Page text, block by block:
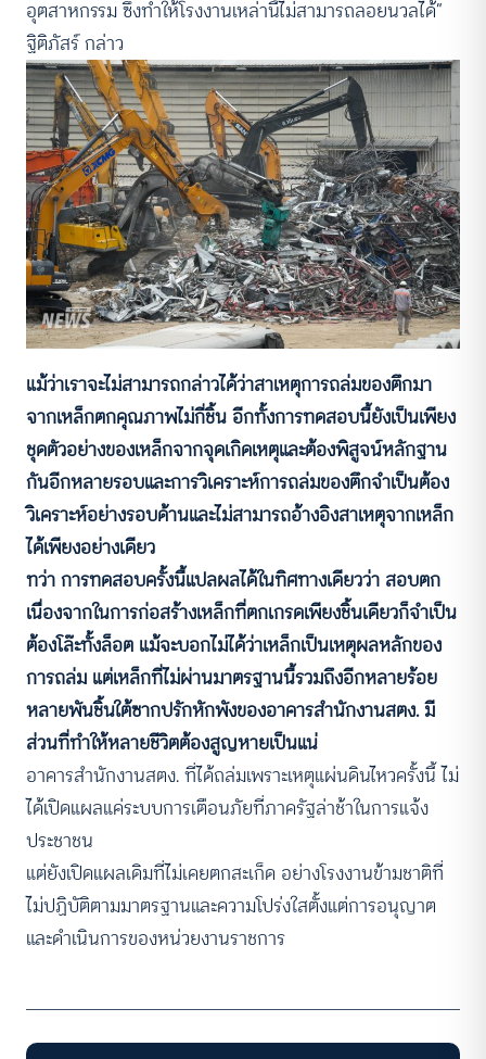
อุตสาหกรรม ซึ่งทำให้โรงงานเหล่านี้ไม่สามารถลอยนวลได้“
ฐิติภัสร์ กล่าว
แม้ว่าเราจะไม่สามารถกล่าวได้ว่าสาเหตุการถล่มของตึกมา
จากเหล็กตกคุณภาพไม่กี่ชิ้น อีกทั้งการทดสอบนี้ยังเป็นเพียง
ชุดตัวอย่างของเหล็กจากจุดเกิดเหตุและต้องพิสูจน์หลักฐาน
กันอีกหลายรอบและการวิเคราะห์การถล่มของตึกจำเป็นต้อง
วิเคราะห์อย่างรอบด้านและไม่สามารถอ้างอิงสาเหตุจากเหล็ก
ได้เพียงอย่างเดียว
ทว่า การทดสอบครั้งนี้แปลผลได้ในทิศทางเดียวว่า สอบตก
เนื่องจากในการก่อสร้างเหล็กที่ตกเกรดเพียงชิ้นเดียวก็จำเป็น
ต้องโล๊ะทั้งล็อต แม้จะบอกไม่ได้ว่าเหล็กเป็นเหตุผลหลักของ
การถล่ม แต่เหล็กที่ไม่ผ่านมาตรฐานนี้รวมถึงอีกหลายร้อย
หลายพันชิ้นใต้ซากปรักหักพังของอาคารสำนักงานสตง. มี
ส่วนที่ทำให้หลายชีวิตต้องสูญหายเป็นแน่
อาคารสำนักงานสตง. ที่ได้ถล่มเพราะเหตุแผ่นดินไหวครั้งนี้ ไม่
ได้เปิดแผลแค่ระบบการเตือนภัยที่ภาครัฐล่าช้าในการแจ้ง
ประชาชน
แต่ยังเปิดแผลเดิมที่ไม่เคยตกสะเก็ด อย่างโรงงานข้ามชาติที่
ไม่ปฏิบัติตามมาตรฐานและความโปร่งใสตั้งแต่การอนุญาต
และดำเนินการของหน่วยงานราชการ